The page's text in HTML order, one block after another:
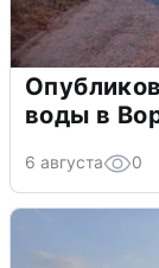
воды в
6 августа 0